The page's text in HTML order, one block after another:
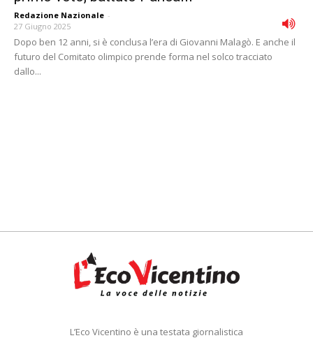
Redazione Nazionale -
27 Giugno 2025
Dopo ben 12 anni, si è conclusa l’era di Giovanni Malagò. E anche il
futuro del Comitato olimpico prende forma nel solco tracciato
dallo...
L’Eco Vicentino è una testata giornalistica